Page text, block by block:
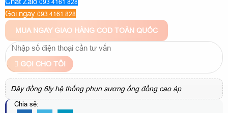
093 4161 828
Gọi ngay 093 4161 828
MUA NGAY GIAO HÀNG COD TOÀN QUỐC
GỌI CHO TÔI
Dây đồng 6ly hệ thống phun sương ống đồng cao áp
Chia sẻ: